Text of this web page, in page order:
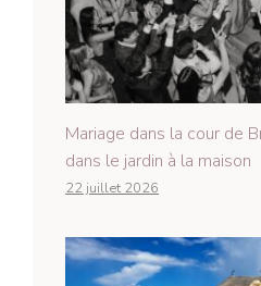
Mariage dans la cour de
dans le jardin à la maison
22 juillet 2026